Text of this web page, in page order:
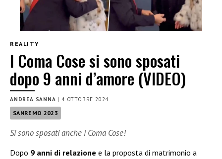
REALITY
I Coma Cose si sono sposati
dopo 9 anni d’amore (VIDEO)
ANDREA SANNA |4 OTTOBRE 2024
SANREMO 2023
Si sono sposati anche i Coma Cose!
Dopo 9 anni di relazione e la proposta di matrimonio a